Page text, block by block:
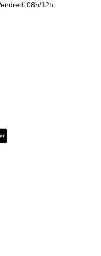
08h/12h